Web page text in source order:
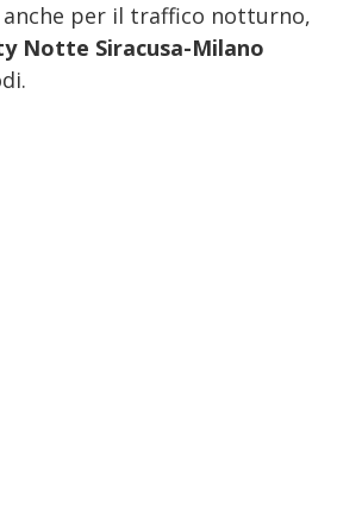
anche per il traffico notturno,
Notte Siracusa-Milano